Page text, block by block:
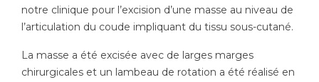
notre clinique pour l’excision d’une masse au niveau de
l’articulation du coude impliquant du tissu sous-cutané.
La masse a été excisée avec de larges marges
chirurgicales et un lambeau de rotation a été réalisé en